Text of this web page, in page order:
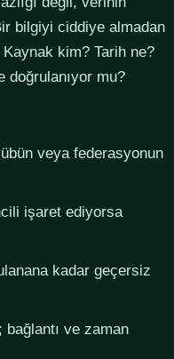
bilgiyi ciddiye almadan
kim? Tarih ne?
doğrulanıyor mu?
veya federasyonun
işaret ediyorsa
kadar geçersiz
bağlantı ve zaman